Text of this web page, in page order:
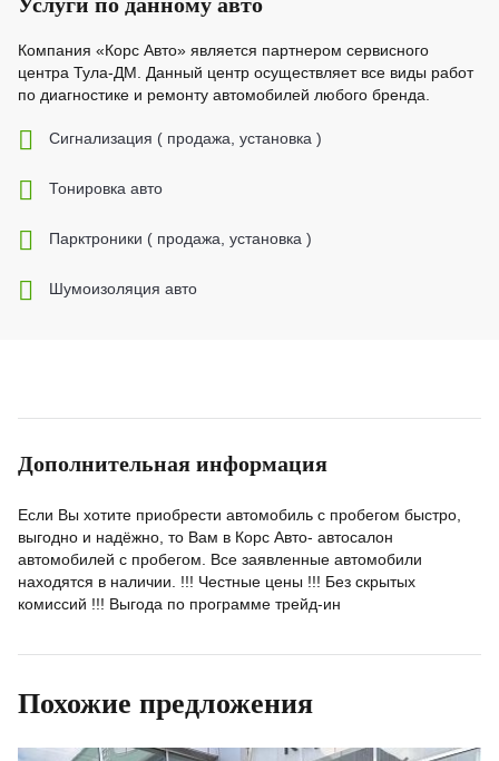
Компания «Корс Авто» является партнером сервисного
центра Тула-ДМ. Данный центр осуществляет все виды работ
по диагностике и ремонту автомобилей любого бренда.
Cигнализация ( продажа, установка )
Тонировка авто
Парктроники ( продажа, установка )
Шумоизоляция авто
Дополнительная информация
Если Вы хотите приобрести автомобиль с пробегом быстро,
выгодно и надёжно, то Вам в Корс Авто- автосалон
автомобилей с пробегом. Все заявленные автомобили
находятся в наличии. !!! Честные цены !!! Без скрытых
комиссий !!! Выгода по программе трейд-ин
Похожие предложения